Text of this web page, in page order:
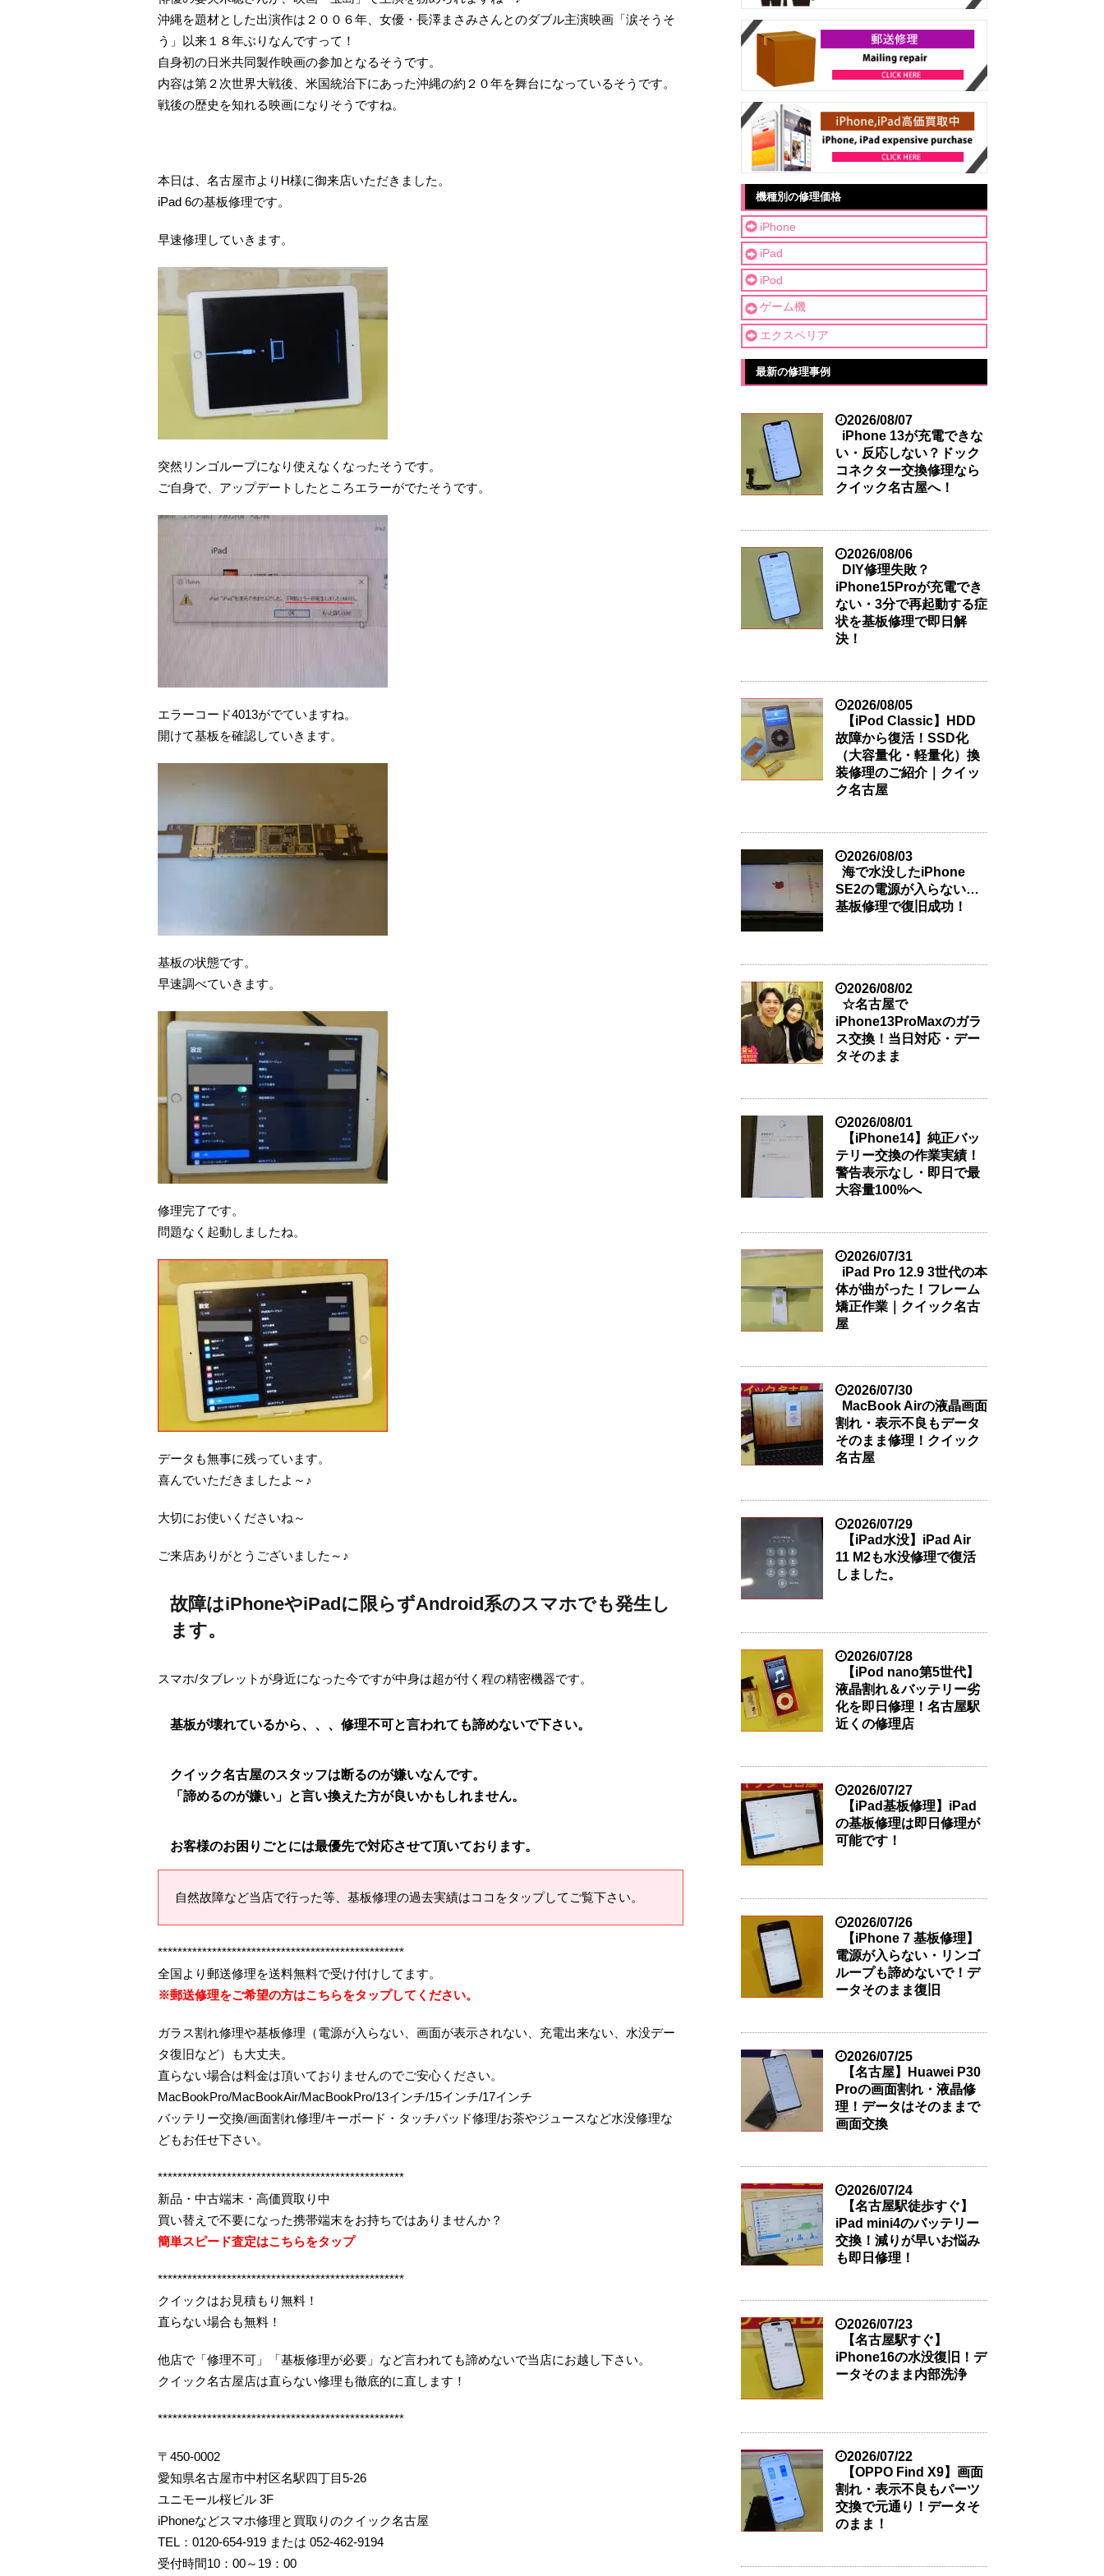
沖縄を題材とした出演作は２００６年、女優・長澤まさみさんとのダブル主演映画「涙そうそ
う」以来１８年ぶりなんですって！
自身初の日米共同製作映画の参加となるそうです。
内容は第２次世界大戦後、米国統治下にあった沖縄の約２０年を舞台になっているそうです。
戦後の歴史を知れる映画になりそうですね。
本日は、名古屋市よりH様に御来店いただきました。
iPad 6の基板修理です。
早速修理していきます。
突然リンゴループになり使えなくなったそうです。
ご自身で、アップデートしたところエラーがでたそうです。
エラーコード4013がでていますね。
開けて基板を確認していきます。
基板の状態です。
早速調べていきます。
修理完了です。
問題なく起動しましたね。
データも無事に残っています。
喜んでいただきましたよ～♪
大切にお使いくださいね～
ご来店ありがとうございました～♪
故障はiPhoneやiPadに限らずAndroid系のスマホでも発生し
ます。
スマホ/タブレットが身近になった今ですが中身は超が付く程の精密機器です。
基板が壊れているから、、、修理不可と言われても諦めないで下さい。
クイック名古屋のスタッフは断るのが嫌いなんです。
「諦めるのが嫌い」と言い換えた方が良いかもしれません。
お客様のお困りごとには最優先で対応させて頂いております。
自然故障など当店で行った等、基板修理の過去実績はココをタップしてご覧下さい。
**************************************************
全国より郵送修理を送料無料で受け付けしてます。
※郵送修理をご希望の方はこちらをタップしてください。
ガラス割れ修理や基板修理（電源が入らない、画面が表示されない、充電出来ない、水没デー
タ復旧など）も大丈夫。
直らない場合は料金は頂いておりませんのでご安心ください。
MacBookPro/MacBookAir/MacBookPro/13インチ/15インチ/17インチ
バッテリー交換/画面割れ修理/キーボード・タッチパッド修理/お茶やジュースなど水没修理な
どもお任せ下さい。
**************************************************
新品・中古端末・高価買取り中
買い替えで不要になった携帯端末をお持ちではありませんか？
簡単スピード査定はこちらをタップ
**************************************************
クイックはお見積もり無料！
直らない場合も無料！
他店で「修理不可」「基板修理が必要」など言われても諦めないで当店にお越し下さい。
クイック名古屋店は直らない修理も徹底的に直します！
**************************************************
〒450-0002
愛知県名古屋市中村区名駅四丁目5-26
ユニモール桜ビル 3F
iPhoneなどスマホ修理と買取りのクイック名古屋
TEL：0120-654-919 または 052-462-9194
受付時間10：00～19：00
機種別の修理価格
iPhone
iPad
iPod
ゲーム機
エクスペリア
最新の修理事例
2026/08/07
iPhone 13が充電できな
い・反応しない？ドック
コネクター交換修理なら
クイック名古屋へ！
2026/08/06
DIY修理失敗？
iPhone15Proが充電でき
ない・3分で再起動する症
状を基板修理で即日解
決！
2026/08/05
【iPod Classic】HDD
故障から復活！SSD化
（大容量化・軽量化）換
装修理のご紹介｜クイッ
ク名古屋
2026/08/03
海で水没したiPhone
SE2の電源が入らない…
基板修理で復旧成功！
2026/08/02
☆名古屋で
iPhone13ProMaxのガラ
ス交換！当日対応・デー
タそのまま
2026/08/01
【iPhone14】純正バッ
テリー交換の作業実績！
警告表示なし・即日で最
大容量100%へ
2026/07/31
iPad Pro 12.9 3世代の本
体が曲がった！フレーム
矯正作業｜クイック名古
屋
2026/07/30
MacBook Airの液晶画面
割れ・表示不良もデータ
そのまま修理！クイック
名古屋
2026/07/29
【iPad水没】iPad Air
11 M2も水没修理で復活
しました。
2026/07/28
【iPod nano第5世代】
液晶割れ＆バッテリー劣
化を即日修理！名古屋駅
近くの修理店
2026/07/27
【iPad基板修理】iPad
の基板修理は即日修理が
可能です！
2026/07/26
【iPhone 7 基板修理】
電源が入らない・リンゴ
ループも諦めないで！デ
ータそのまま復旧
2026/07/25
【名古屋】Huawei P30
Proの画面割れ・液晶修
理！データはそのままで
画面交換
2026/07/24
【名古屋駅徒歩すぐ】
iPad mini4のバッテリー
交換！減りが早いお悩み
も即日修理！
2026/07/23
【名古屋駅すぐ】
iPhone16の水没復旧！デ
ータそのまま内部洗浄
2026/07/22
【OPPO Find X9】画面
割れ・表示不良もパーツ
交換で元通り！データそ
のまま！